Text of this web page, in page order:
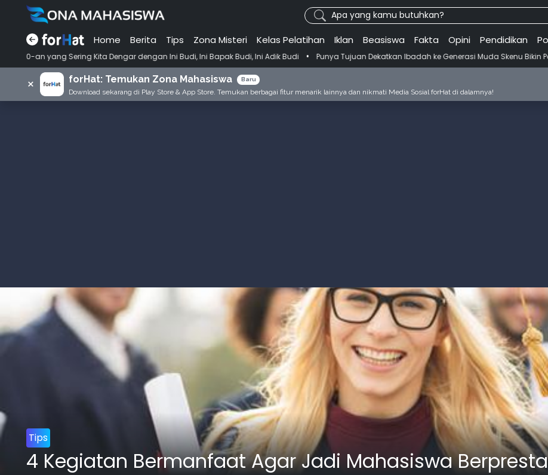
Apa yang kamu butuhkan?
Home Berita Tips Zona Misteri Kelas Pelatihan Iklan Beasiswa Fakta Opini Pendidikan
Kita Dengar dengan Ini Budi, Ini Bapak Budi, Ini Adik Budi • Punya Tujuan Dekatkan Ibadah ke Generasi Muda Skenu Bikin Panduan Salat
× forHat: Temukan Zona Mahasiswa Baru
Download sekarang di Play Store & App Store. Temukan berbagai fitur menarik lainnya dan nikmati Media Sosial forHat di dalamnya!
Tips
4 Kegiatan Bermanfaat Agar Jadi Mahasiswa